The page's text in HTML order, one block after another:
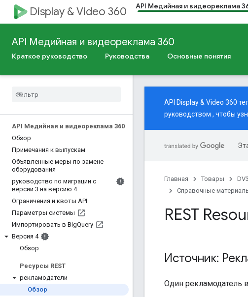
Display & Video 360 API Медийная и видеореклама
API Медийная и видеореклама 360
Краткое руководство Руководства Основные понятия
API Медийная и видеореклама 360
Обзор
Примечания к выпускам
Объявленные меры по замене
оборудования
руководство по миграции с
версии 3 на версию 4
Ограничения и квоты API
Параметры системы
Импортировать в BigQuery
Версия 4
Обзор
Ресурсы REST
рекламодатели
Обзор
API Display & Video 360
руководством , чтобы
Главная Товары
Справочные
REST
Источник:
Один рекламодатель